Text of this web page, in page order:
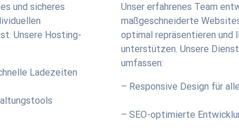
und sicheres
Unsere Hosting-
Ladezeiten
Unser erfahrenes Team
maßgeschneiderte
optimal repräsentieren und
unterstützen. Unsere
umfassen:
– Responsive Design für
– SEO-optimierte